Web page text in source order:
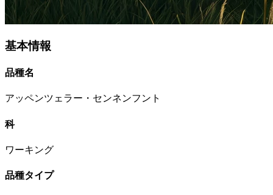
基本情報
品種名
アッペンツェラー・センネンフント
科
ワーキング
品種タイプ